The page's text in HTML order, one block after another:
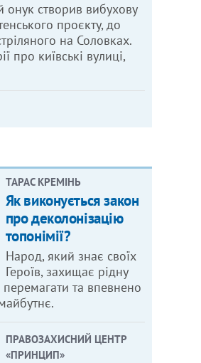
онук створив вибухову
проєкту, до
на Соловках.
про київські вулиці,
ТАРАС КРЕМІНЬ
Як виконується закон
про деколонізацію
топонімії?
Народ, який знає своїх
Героїв, захищає рідну
та впевнено
ПРАВОЗАХИСНИЙ ЦЕНТР
«ПРИНЦИП»